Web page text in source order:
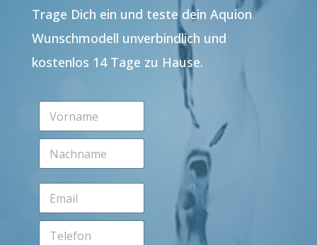
Trage Dich ein und teste dein Aquion
Wunschmodell unverbindlich und
kostenlos 14 Tage zu Hause.
V
r
m
e
N
c
h
a
m
E
a
T